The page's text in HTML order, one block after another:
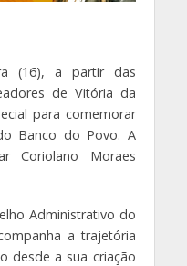
(16), a partir das
de Vitória da
para comemorar
Banco do Povo. A
Coriolano Moraes
Administrativo do
a trajetória
desde a sua criação